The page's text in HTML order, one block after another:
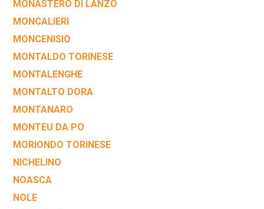
MONASTERO DI LANZO
MONCALIERI
MONCENISIO
MONTALDO TORINESE
MONTALENGHE
MONTALTO DORA
MONTANARO
MONTEU DA PO
MORIONDO TORINESE
NICHELINO
NOASCA
NOLE